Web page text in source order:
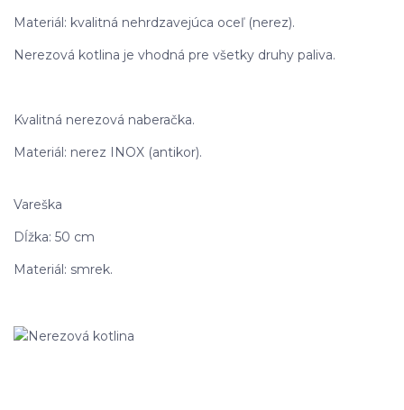
Materiál: kvalitná nehrdzavejúca oceľ (nerez).
Nerezová kotlina je vhodná pre všetky druhy paliva.
Kvalitná nerezová naberačka.
Materiál: nerez INOX (antikor).
Vareška
Dĺžka: 50 cm
Materiál: smrek.